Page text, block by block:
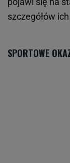
szczegółów